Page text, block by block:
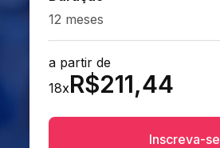
12 meses
a partir de
18xR$211,44
Inscreva-se